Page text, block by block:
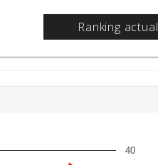
Ranking actual
40